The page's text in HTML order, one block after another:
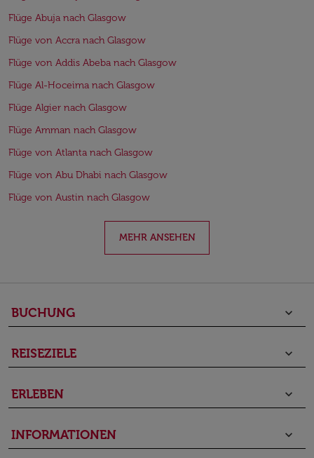
Flüge Abuja nach Glasgow
Flüge von Accra nach Glasgow
Flüge von Addis Abeba nach Glasgow
Flüge Al-Hoceima nach Glasgow
Flüge Algier nach Glasgow
Flüge Amman nach Glasgow
Flüge von Atlanta nach Glasgow
Flüge von Abu Dhabi nach Glasgow
Flüge von Austin nach Glasgow
MEHR ANSEHEN
BUCHUNG keyboard_arrow_down
REISEZIELE keyboard_arrow_down
ERLEBEN keyboard_arrow_down
INFORMATIONEN keyboard_arrow_down